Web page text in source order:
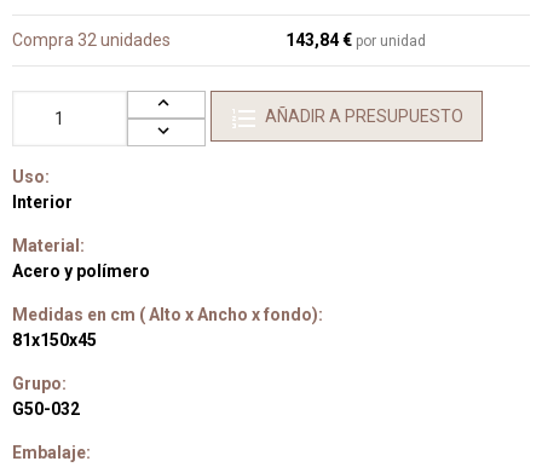
Compra 32 unidades 143,84 € por unidad
AÑADIR A PRESUPUESTO
Uso:
Interior
Material:
Acero y polímero
Medidas en cm ( Alto x Ancho x fondo):
81x150x45
Grupo:
G50-032
Embalaje: